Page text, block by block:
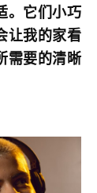
。它们小巧
让我的家看
需要的清晰